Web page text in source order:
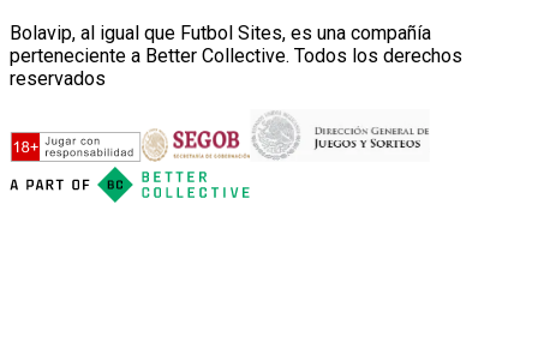
Bolavip, al igual que Futbol Sites, es una compañía
perteneciente a Better Collective. Todos los derechos
reservados